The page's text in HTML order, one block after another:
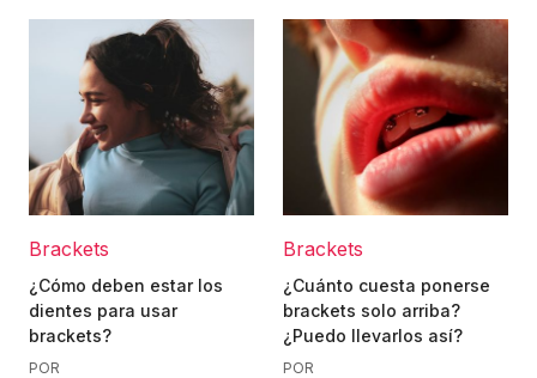
Brackets
¿Cómo deben estar los
dientes para usar
brackets?
POR
Brackets
¿Cuánto cuesta ponerse
brackets solo arriba?
¿Puedo llevarlos así?
POR